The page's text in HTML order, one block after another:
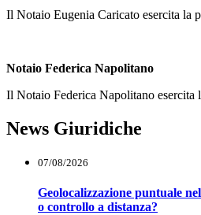
Il Notaio Eugenia Caricato esercita la
Notaio Federica Napolitano
Il Notaio Federica Napolitano esercita
News Giuridiche
07/08/2026
Geolocalizzazione puntuale
o controllo a distanza?